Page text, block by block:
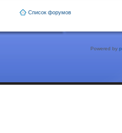
Список форумов
Powered by